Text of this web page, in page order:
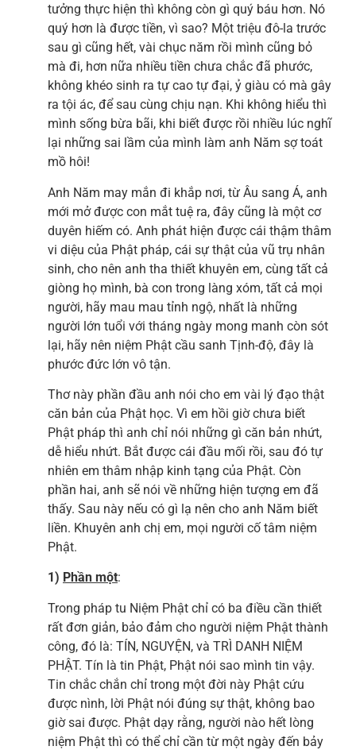
tưởng thực hiện thì không còn gì quý báu hơn. Nó
quý hơn là được tiền, vì sao? Một triệu đô-la trước
sau gì cũng hết, vài chục năm rồi mình cũng bỏ
mà đi, hơn nữa nhiều tiền chưa chắc đã phước,
không khéo sinh ra tự cao tự đại, ỷ giàu có mà gây
ra tội ác, để sau cùng chịu nạn. Khi không hiểu thì
mình sống bừa bãi, khi biết được rồi nhiều lúc nghĩ
lại những sai lầm của mình làm anh Năm sợ toát
mồ hôi!
Anh Năm may mắn đi khắp nơi, từ Âu sang Á, anh
mới mở được con mắt tuệ ra, đây cũng là một cơ
duyên hiếm có. Anh phát hiện được cái thậm thâm
vi diệu của Phật pháp, cái sự thật của vũ trụ nhân
sinh, cho nên anh tha thiết khuyên em, cùng tất cả
giòng họ mình, bà con trong làng xóm, tất cả mọi
người, hãy mau mau tỉnh ngộ, nhất là những
người lớn tuổi với tháng ngày mong manh còn sót
lại, hãy nên niệm Phật cầu sanh Tịnh-độ, đây là
phước đức lớn vô tận.
Thơ này phần đầu anh nói cho em vài lý đạo thật
căn bản của Phật học. Vì em hồi giờ chưa biết
Phật pháp thì anh chỉ nói những gì căn bản nhứt,
dễ hiểu nhứt. Bắt được cái đầu mối rồi, sau đó tự
nhiên em thâm nhập kinh tạng của Phật. Còn
phần hai, anh sẽ nói về những hiện tượng em đã
thấy. Sau này nếu có gì lạ nên cho anh Năm biết
liền. Khuyên anh chị em, mọi người cố tâm niệm
Phật.
1) Phần một:
Trong pháp tu Niệm Phật chỉ có ba điều cần thiết
rất đơn giản, bảo đảm cho người niệm Phật thành
công, đó là: TÍN, NGUYỆN, và TRÌ DANH NIỆM
PHẬT. Tín là tin Phật, Phật nói sao mình tin vậy.
Tin chắc chắn chỉ trong một đời này Phật cứu
được nình, lời Phật nói đúng sự thật, không bao
giờ sai được. Phật dạy rằng, người nào hết lòng
niệm Phật thì có thể chỉ cần từ một ngày đến bảy